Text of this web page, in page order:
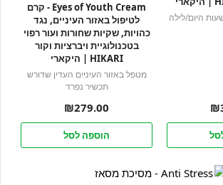
היום/לילה
₪
Eyes of Youth Cream - קרם
לטיפול באזור העיניים, נגד
כהויות, שקיות שחורות ועור רפוי
בטכנולוגיית ויברציות וקור
HIKARI | היקארי
מטפל באזור העיניים העדין שדורש
תכשיר נפרד
₪279.00
הוספה לסל